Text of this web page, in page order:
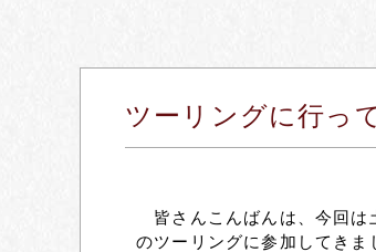
ツーリングに行っ
皆さんこんばんは、今回は
のツーリングに参加してき